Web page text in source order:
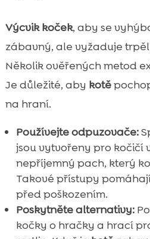
Výcvik koček, aby se
zábavný, ale vyžaduje
Několik ověřených metod
Je důležité, aby kotě
na hraní.
Používejte odpuzovače:
jsou vytvořeny pro kočičí
nepříjemný pach, který
Takové přístupy
před poškozením.
Poskytněte alternativy:
kočky o hračky a hrací